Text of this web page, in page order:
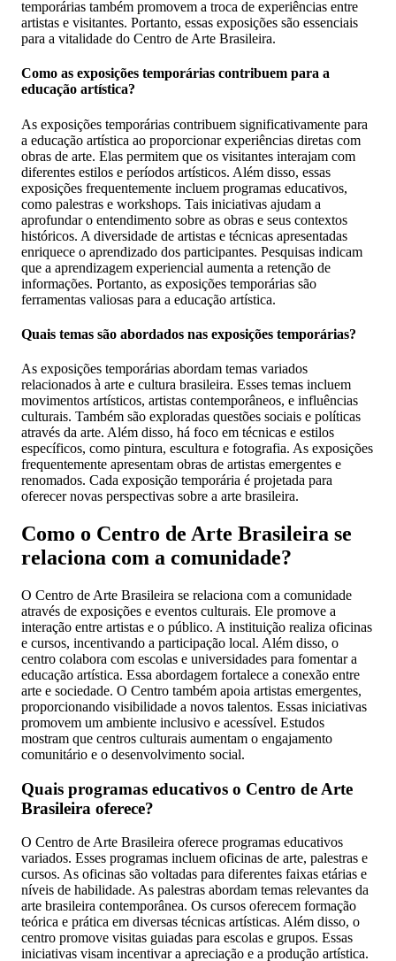
temporárias também promovem a troca de experiências entre
artistas e visitantes. Portanto, essas exposições são essenciais
para a vitalidade do Centro de Arte Brasileira.
Como as exposições temporárias contribuem para a
educação artística?
As exposições temporárias contribuem significativamente para
a educação artística ao proporcionar experiências diretas com
obras de arte. Elas permitem que os visitantes interajam com
diferentes estilos e períodos artísticos. Além disso, essas
exposições frequentemente incluem programas educativos,
como palestras e workshops. Tais iniciativas ajudam a
aprofundar o entendimento sobre as obras e seus contextos
históricos. A diversidade de artistas e técnicas apresentadas
enriquece o aprendizado dos participantes. Pesquisas indicam
que a aprendizagem experiencial aumenta a retenção de
informações. Portanto, as exposições temporárias são
ferramentas valiosas para a educação artística.
Quais temas são abordados nas exposições temporárias?
As exposições temporárias abordam temas variados
relacionados à arte e cultura brasileira. Esses temas incluem
movimentos artísticos, artistas contemporâneos, e influências
culturais. Também são exploradas questões sociais e políticas
através da arte. Além disso, há foco em técnicas e estilos
específicos, como pintura, escultura e fotografia. As exposições
frequentemente apresentam obras de artistas emergentes e
renomados. Cada exposição temporária é projetada para
oferecer novas perspectivas sobre a arte brasileira.
Como o Centro de Arte Brasileira se
relaciona com a comunidade?
O Centro de Arte Brasileira se relaciona com a comunidade
através de exposições e eventos culturais. Ele promove a
interação entre artistas e o público. A instituição realiza oficinas
e cursos, incentivando a participação local. Além disso, o
centro colabora com escolas e universidades para fomentar a
educação artística. Essa abordagem fortalece a conexão entre
arte e sociedade. O Centro também apoia artistas emergentes,
proporcionando visibilidade a novos talentos. Essas iniciativas
promovem um ambiente inclusivo e acessível. Estudos
mostram que centros culturais aumentam o engajamento
comunitário e o desenvolvimento social.
Quais programas educativos o Centro de Arte
Brasileira oferece?
O Centro de Arte Brasileira oferece programas educativos
variados. Esses programas incluem oficinas de arte, palestras e
cursos. As oficinas são voltadas para diferentes faixas etárias e
níveis de habilidade. As palestras abordam temas relevantes da
arte brasileira contemporânea. Os cursos oferecem formação
teórica e prática em diversas técnicas artísticas. Além disso, o
centro promove visitas guiadas para escolas e grupos. Essas
iniciativas visam incentivar a apreciação e a produção artística.